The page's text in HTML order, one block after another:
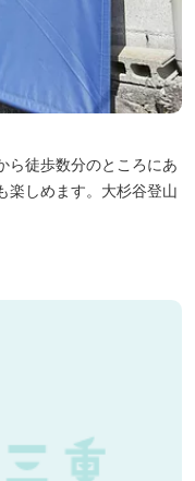
ら徒歩数分のところにあ
楽しめます。大杉谷登山